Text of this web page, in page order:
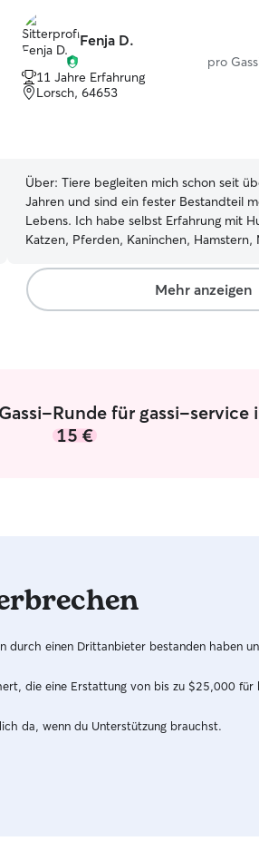
Fenja D.
pro
11 Jahre Erfahrung
Lorsch, 64653
Über: Tiere begleiten mich schon seit
Jahren und sind ein fester Bestandteil
Lebens. Ich habe selbst Erfahrung mit
Katzen, Pferden, Kaninchen, Hamstern,
Jahren kümmere ich mich regelmäßig um
Tiere anderer und habe dabei vielseitige
Erfahrungen gesammelt. Außerdem bin
gut mit Welpen und jungen Hunden aus
weiß, worauf bei ihrer Betreuung
an jedem Wochentag übernehmen. Dank
und kann mich individuell nach den
tagsüber oder abends – nach
zu nahezu jeder Uhrzeit verfügbar und
liebevolle Betreuung. Da ich selbst bereits drei
Mehr anzeigen
Runde für gassi-service
15 €
durch einen Drittanbieter bestanden haben
die eine Erstattung von bis zu $25,000
da, wenn du Unterstützung brauchst.